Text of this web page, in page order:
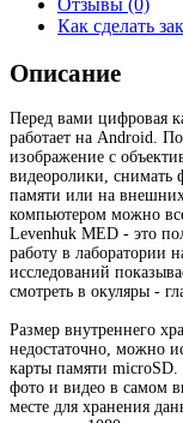
Отзывы (0)
Как сделать
Описание
Перед вами цифровая
работает на Android.
изображение с
видеоролики, снимать
памяти или на
компьютером можно
Levenhuk MED - это
работу в лаборатории
исследований
смотреть в окуляры -
Размер внутреннего
недостаточно, можно
карты памяти microSD.
фото и видео в самом
месте для хранения